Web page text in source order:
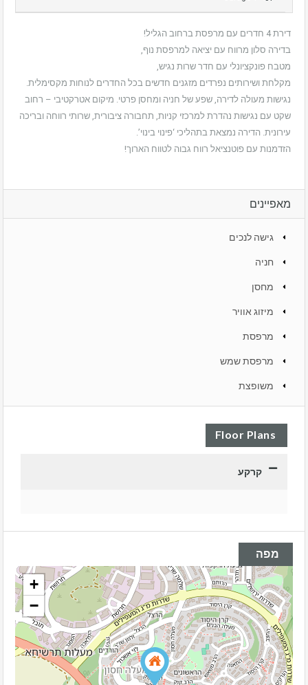
דירת 4 חדרים עם מרפסת ברחוב הגליל!
בדירה סלון מרווח עם יציאה למרפסת נוף,
מטבח פונקציונלי עם חדר שרות נגיש,
מקלחת ושירותים נפרדים מזגנים חדשים בכל החדרים לנוחות מקסימלית.
נגישות מעולה לדירה, שפע של חניה ומחסן פרטי. מיקום אטרקטיבי – רחוב
שקט עם נגישות נהדרת למרכזי קניות, תחבורה ציבורית, שרותי רווחה ובריכה
עירונית. הדירה נמצאת בתהליכי ‘פינוי בינוי’.
הזדמנות עם פוטנציאל רווח גבוה לטווח הארוך!
מאפיינים
גישה לנכים
חניה
מחסן
מיזוג אוויר
מרפסת
מרפסת שמש
משופצת
Floor Plans
קרקע
מפה
+
−